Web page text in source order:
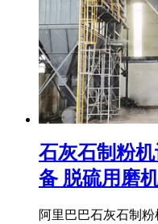
石灰石制粉
备 脱硫用磨
阿里巴巴石灰石制